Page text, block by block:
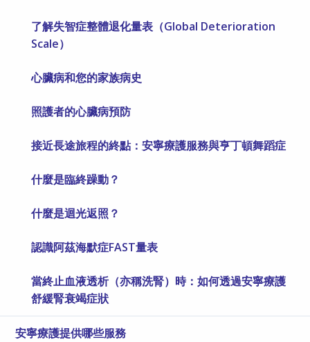
了解失智症整體退化量表（Global Deterioration
Scale）
心臟病和您的家族病史
照護者的心臟病預防
接近長途旅程的終點：安寧療護服務與亨丁頓舞蹈症
什麼是臨終躁動？
什麼是迴光返照？
認識阿茲海默症FAST量表
當終止血液透析（亦稱洗腎）時：如何透過安寧療護
舒緩腎衰竭症狀
安寧療護提供哪些服務